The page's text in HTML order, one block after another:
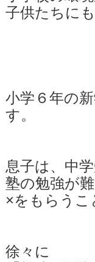
子供たちに
小学６年の
す。
息子は、中
塾の勉強が
×をもらう
徐々に